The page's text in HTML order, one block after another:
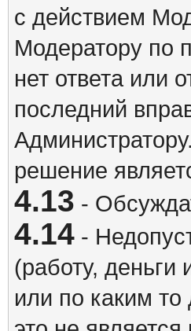
с действием
Модератору по
нет ответа или
последний
решение
4.13 -
4.14-
(работу, деньги
или по каким то